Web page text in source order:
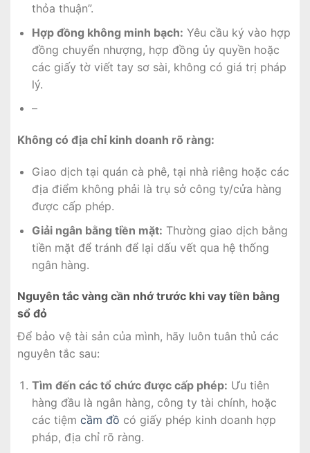
thỏa thuận”.
Hợp đồng không minh bạch: Yêu cầu ký vào hợp
đồng chuyển nhượng, hợp đồng ủy quyền hoặc
các giấy tờ viết tay sơ sài, không có giá trị pháp
lý.
–
Không có địa chỉ kinh doanh rõ ràng:
Giao dịch tại quán cà phê, tại nhà riêng hoặc các
địa điểm không phải là trụ sở công ty/cửa hàng
được cấp phép.
Giải ngân bằng tiền mặt: Thường giao dịch bằng
tiền mặt để tránh để lại dấu vết qua hệ thống
ngân hàng.
Nguyên tắc vàng cần nhớ trước khi vay tiền bằng
sổ đỏ
Để bảo vệ tài sản của mình, hãy luôn tuân thủ các
nguyên tắc sau:
Tìm đến các tổ chức được cấp phép: Ưu tiên
hàng đầu là ngân hàng, công ty tài chính, hoặc
các tiệm cầm đồ có giấy phép kinh doanh hợp
pháp, địa chỉ rõ ràng.